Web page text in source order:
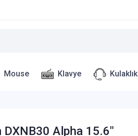
Mouse Klavye Kulaklık
DXNB30 Alpha 15.6"